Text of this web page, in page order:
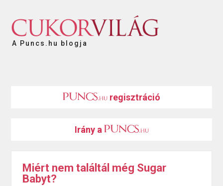
A Puncs.hu blogja
regisztráció
Irány a
Miért nem találtál még Sugar
Babyt?